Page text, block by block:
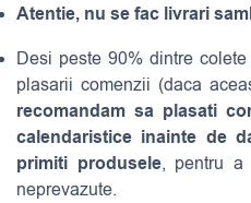
Atentie, nu se fac livrari
Desi peste 90% dintre
plasarii comenzii (daca
recomandam sa plasati
calendaristice inainte de
primiti produsele, pentru a
neprevazute.